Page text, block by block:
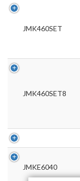
JMK460SET
JMK460SET8
JMKE6040